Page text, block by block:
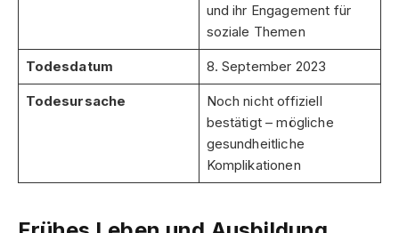
und ihr Engagement für
soziale Themen
Todesdatum 8. September 2023
Todesursache
Noch nicht offiziell
bestätigt – mögliche
gesundheitliche
Komplikationen